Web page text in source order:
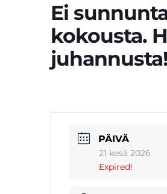
Ei
kokousta.
juhannusta!
PÄIVÄ
21 kesä 2026
Expired!